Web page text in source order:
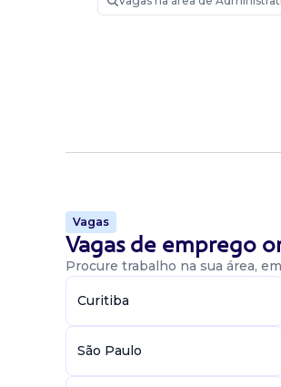
Vagas
Vagas de emprego
Procure trabalho na sua área,
Curitiba
São Paulo